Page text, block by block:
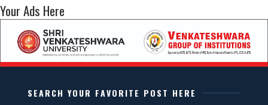
Your Ads Here
SEARCH YOUR FAVORITE POST HERE